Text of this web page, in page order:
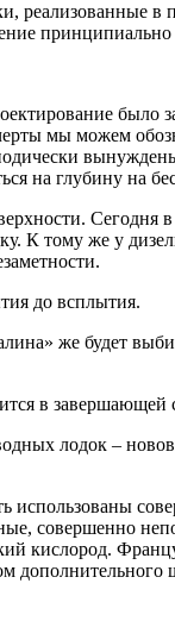
в
было
мы можем
на глубину на
Сегодня
К тому же у
до всплытия.
же будет
в завершающей
лодок –
совершенно
кислород.